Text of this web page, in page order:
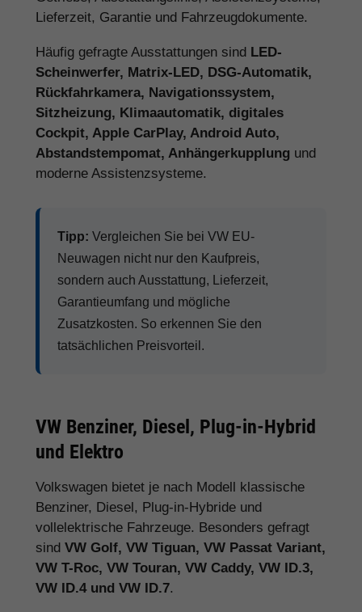
Lieferzeit, Garantie und Fahrzeugdokumente.
Häufig gefragte Ausstattungen sind LED-
Scheinwerfer, Matrix-LED, DSG-Automatik,
Rückfahrkamera, Navigationssystem,
Sitzheizung, Klimaautomatik, digitales
Cockpit, Apple CarPlay, Android Auto,
Abstandstempomat, Anhängerkupplung und
moderne Assistenzsysteme.
Tipp: Vergleichen Sie bei VW EU-
Neuwagen nicht nur den Kaufpreis,
sondern auch Ausstattung, Lieferzeit,
Garantieumfang und mögliche
Zusatzkosten. So erkennen Sie den
tatsächlichen Preisvorteil.
VW Benziner, Diesel, Plug-in-Hybrid
und Elektro
Volkswagen bietet je nach Modell klassische
Benziner, Diesel, Plug-in-Hybride und
vollelektrische Fahrzeuge. Besonders gefragt
sind VW Golf, VW Tiguan, VW Passat Variant,
VW T-Roc, VW Touran, VW Caddy, VW ID.3,
VW ID.4 und VW ID.7.